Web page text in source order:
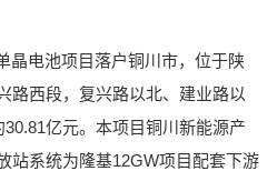
晶电池项目落户铜川市，位于陕
路西段，复兴路以北、建业路以
亿元。本项目铜川新能源产
站系统为隆基12GW项目配套下游